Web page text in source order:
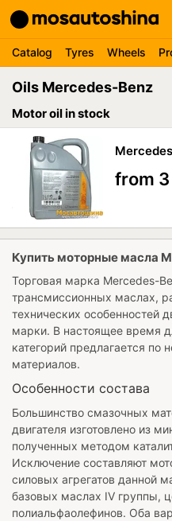
Catalog Tyres Wheels
Oils Mercedes-Benz
Motor oil in stock
from
Купить моторные масла
Торговая марка Mercedes-
трансмиссионных маслах,
технических особенностей
марки. В настоящее время
категорий предлагается по
материалов.
Особенности состава
Большинство смазочных
двигателя изготовлено из
полученных методом
Исключение составляют
силовых агрегатов данной
базовых маслах IV группы,
полиальфаолефинов. Оба